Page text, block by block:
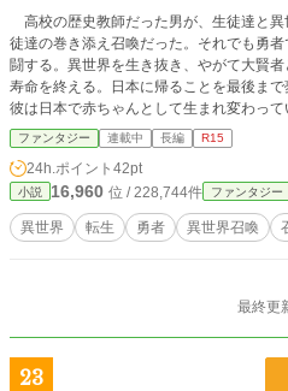
高校の歴史教師だった男が、生徒達と
徒達の巻き添え召喚だった。それでも勇
闘する。異世界を生き抜き、やがて大賢
寿命を終える。日本に帰ることを最後まで夢みて。 次に男が目
彼は日本で赤ちゃんとして生まれ変わっ
間であったが…… ※作者の創作を多分に含みます。史実を忠実に描いている訳
ではありません。
ファンタジー 連載中 長編 R15
24h.ポイント 42pt
小説 16,960 位 / 228,744件 ファンタジー
異世界 転生 勇者 異世界召喚
最終更
23